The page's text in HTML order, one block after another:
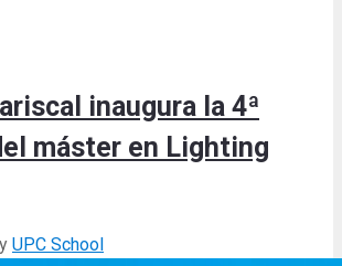
inaugura la 4ª
máster en Lighting
UPC School